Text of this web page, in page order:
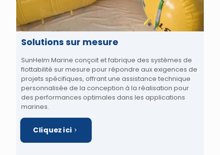
Solutions sur mesure
SunHelm Marine conçoit et fabrique des systèmes de
flottabilité sur mesure pour répondre aux exigences de
projets spécifiques, offrant une assistance technique
personnalisée de la conception à la réalisation pour
des performances optimales dans les applications
marines.
Cliquez ici